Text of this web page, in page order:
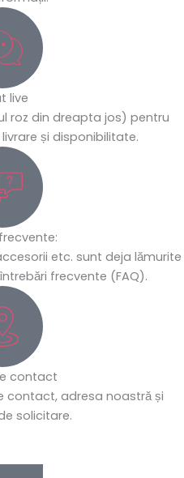
live
roz din dreapta jos) pentru
și disponibilitate.
etc. sunt deja lămurite
frecvente (FAQ).
contact
contact, adresa noastră și
solicitare.